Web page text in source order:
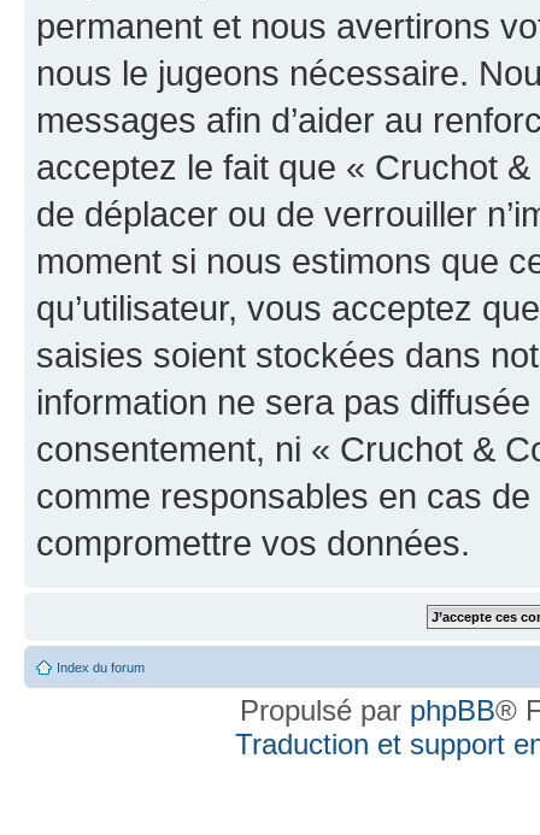
permanent et nous avertirons
nous le jugeons nécessaire.
messages afin d’aider au
acceptez le fait que « Cruchot
de déplacer ou de verrouiller
moment si nous estimons que
qu’utilisateur, vous acceptez
saisies soient stockées dans
information ne sera pas
consentement, ni « Cruchot &
comme responsables en cas
compromettre vos données.
Index du forum
Propulsé par phpBB®
Traduction et support